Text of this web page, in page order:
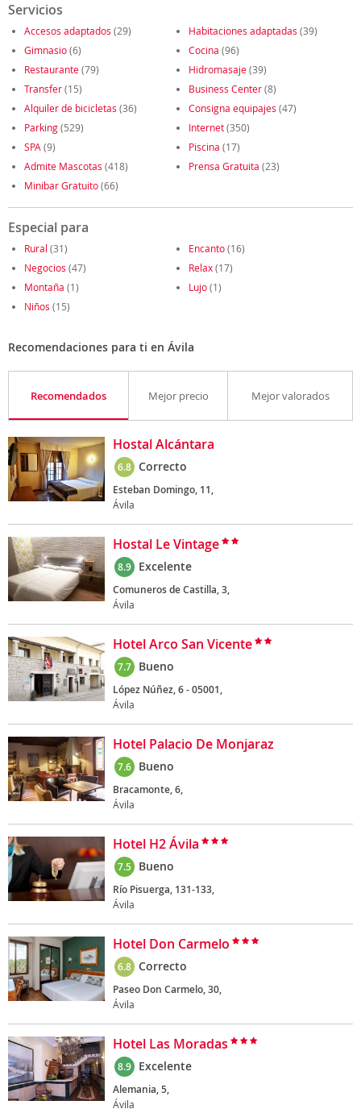
Servicios
Accesos adaptados (29) Habitaciones adaptadas (39)
Gimnasio(6) Cocina (96)
Restaurante(79) Hidromasaje(39)
Transfer(15) Business Center(8)
Alquiler de bicicletas (36) Consigna equipajes (47)
Parking(529) Internet(350)
SPA (9) Piscina (17)
Admite Mascotas (418) Prensa Gratuita (23)
Minibar Gratuito(66)
Especial para
Rural (31) Encanto(16)
Negocios (47) Relax(17)
Montaña (1) Lujo(1)
Niños (15)
Recomendaciones para ti en Ávila
Recomendados Mejor precio Mejor valorados
Hostal Alcántara
6.8 Correcto
Esteban Domingo, 11,
Ávila
Hostal Le Vintage
8.9 Excelente
Comuneros de Castilla, 3,
Ávila
Hotel Arco San Vicente
7.7 Bueno
López Núñez, 6 - 05001,
Ávila
Hotel Palacio De Monjaraz
7.6 Bueno
Bracamonte, 6,
Ávila
Hotel H2 Ávila
7.5 Bueno
Río Pisuerga, 131-133,
Ávila
Hotel Don Carmelo
6.8 Correcto
Paseo Don Carmelo, 30,
Ávila
Hotel Las Moradas
8.9 Excelente
Alemania, 5,
Ávila